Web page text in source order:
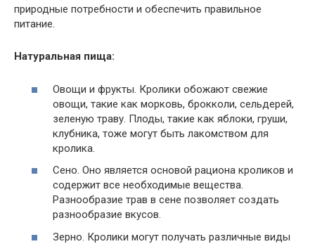
природные потребности и обеспечить правильное
питание.
Натуральная пища:
Овощи и фрукты. Кролики обожают свежие
овощи, такие как морковь, брокколи, сельдерей,
зеленую траву. Плоды, такие как яблоки, груши,
клубника, тоже могут быть лакомством для
кролика.
Сено. Оно является основой рациона кроликов и
содержит все необходимые вещества.
Разнообразие трав в сене позволяет создать
разнообразие вкусов.
Зерно. Кролики могут получать различные виды